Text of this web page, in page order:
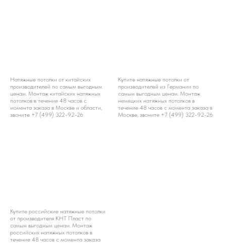
Натяжные потолки от китайских
производителей по самым выгодным
ценам. Монтаж китайских натяжных
потолков в течение 48 часов с
момента заказа в Москве и области,
звоните +7 (499) 322-92-26
Купите натяжные потолки от
производителей из Германии по
самым выгодным ценам. Монтаж
немецких натяжных потолков в
течение 48 часов с момента заказа в
Москве, звоните +7 (499) 322-92-26
Купите российские натяжные потолки
от производителя КНТ Пласт по
самым выгодным ценам. Монтаж
российских натяжных потолков в
течение 48 часов с момента заказа